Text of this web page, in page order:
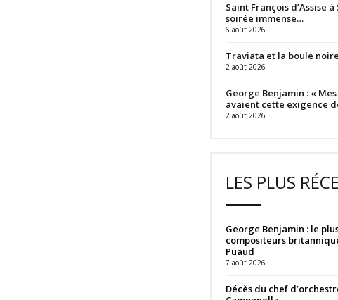
Saint François d’Assise
soirée immense…
6 août 2026
Traviata et la boule
2 août 2026
George Benjamin : «
avaient cette exigence
2 août 2026
LES PLUS
George Benjamin : le
compositeurs
Puaud
7 août 2026
Décès du chef